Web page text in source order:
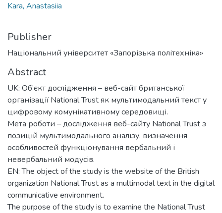
Kara, Anastasiia
Publisher
Національний університет «Запорізька політехніка»
Abstract
UK: Об’єкт дослідження – веб-сайт британської
організації National Trust як мультимодальний текст у
цифровому комунікативному середовищі.
Мета роботи – дослідження веб-сайту National Trust з
позицій мультимодального аналізу, визначення
особливостей функціонування вербальний і
невербальний модусів.
EN: The object of the study is the website of the British
organization National Trust as a multimodal text in the digital
communicative environment.
The purpose of the study is to examine the National Trust